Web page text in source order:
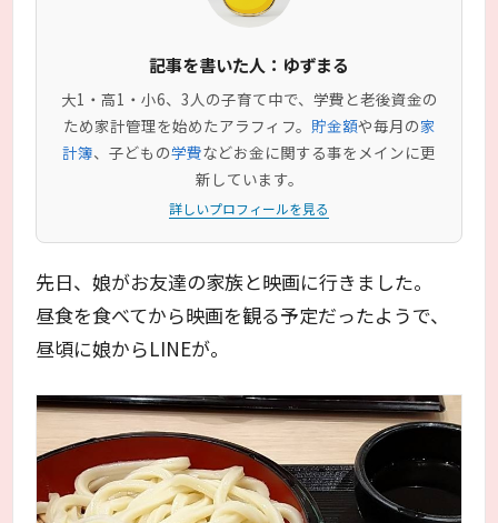
記事を書いた人：ゆずまる
大1・高1・小6、3人の子育て中で、学費と老後資金の
ため家計管理を始めたアラフィフ。 貯金額や毎月の家
計簿、子どもの学費などお金に関する事をメインに更
新しています。
詳しいプロフィールを見る
先日、娘がお友達の家族と映画に行きました。
昼食を食べてから映画を観る予定だったようで、
昼頃に娘からLINEが。